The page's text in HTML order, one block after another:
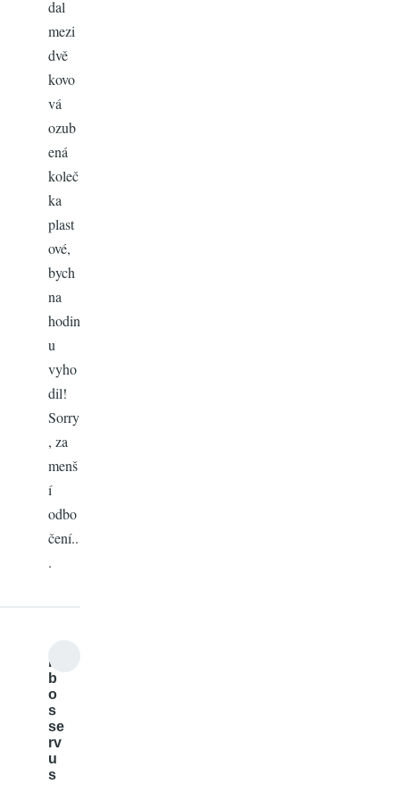
dal
mezi
dvě
kovo
vá
ozub
ená
koleč
ka
plast
ové,
bych
na
hodin
u
vyho
dil!
Sorry
, za
menš
í
odbo
čení..
.
lu
b
o
s
se
rv
u
s